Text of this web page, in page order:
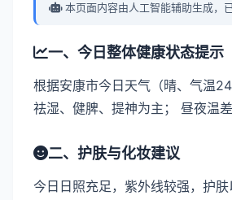
本页面内容由人工智能辅助生成，
一、今日整体健康状态提示
根据安康市今日天气（晴、气温
祛湿、健脾、提神为主； 昼夜温
二、护肤与化妆建议
今日日照充足，紫外线较强，护